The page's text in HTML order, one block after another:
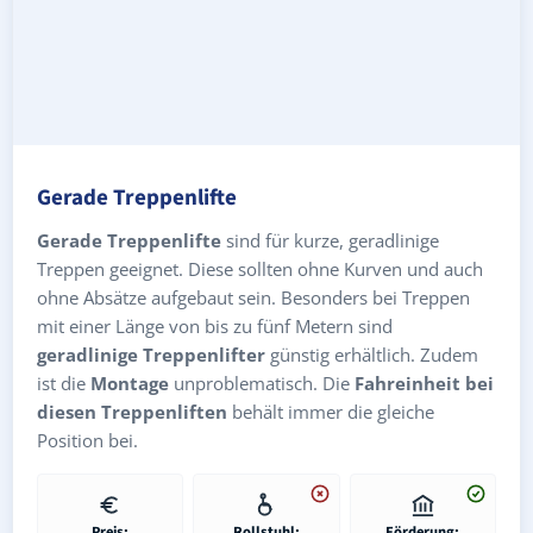
Gerade Treppenlifte
Gerade Treppenlifte sind für kurze, geradlinige
Treppen geeignet. Diese sollten ohne Kurven und auch
ohne Absätze aufgebaut sein. Besonders bei Treppen
mit einer Länge von bis zu fünf Metern sind
geradlinige Treppenlifter günstig erhältlich. Zudem
ist die Montage unproblematisch. Die Fahreinheit bei
diesen Treppenliften behält immer die gleiche
Position bei.